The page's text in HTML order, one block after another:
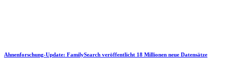
Ahnenforschung-Update: FamilySearch veröffentlicht 18 Millionen neue Datensätze